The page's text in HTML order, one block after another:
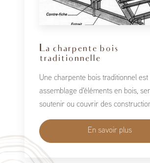
La charpente bois
traditionnelle
Une charpente bois traditionnel est
assemblage d'éléments en bois,
soutenir ou couvrir des
En savoir plus